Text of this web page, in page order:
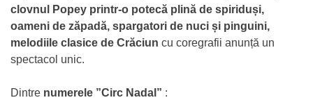
clovnul Popey printr-o potecă plină de spiriduși,
oameni de zăpadă, spargatori de nuci și pinguini,
melodiile clasice de Crăciun cu coregrafii anunță un
spectacol unic.
Dintre numerele ”Circ Nadal” :